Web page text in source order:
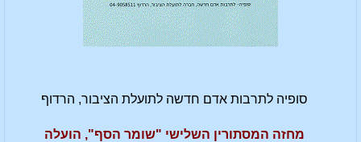
סופיה לתרבות אדם חדשה לתועלת הציבור, הרדוף
מחזה המסתורין השלישי "שומר הסף", הועלה